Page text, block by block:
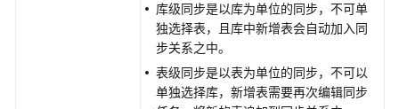
库级同步是以库为单位的同步，不可单
独选择表，且库中新增表会自动加入同
步关系之中。
表级同步是以表为单位的同步，不可以
单独选择库，新增表需要再次编辑同步